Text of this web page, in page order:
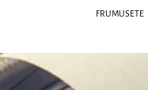
FRUMUSETE